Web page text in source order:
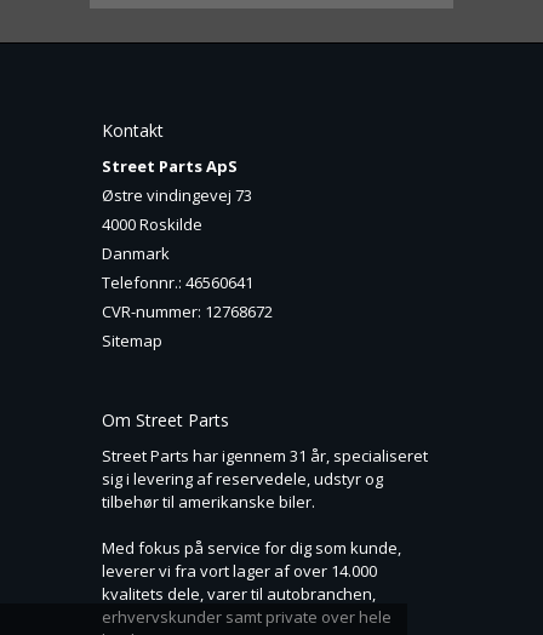
Kontakt
Street Parts ApS
Østre vindingevej 73
4000 Roskilde
Danmark
Telefonnr.: 46560641
CVR-nummer: 12768672
Sitemap
Om Street Parts
Street Parts har igennem 31 år, specialiseret
sig i levering af reservedele, udstyr og
tilbehør til amerikanske biler.
Med fokus på service for dig som kunde,
leverer vi fra vort lager af over 14.000
kvalitets dele, varer til autobranchen,
erhvervskunder samt private over hele